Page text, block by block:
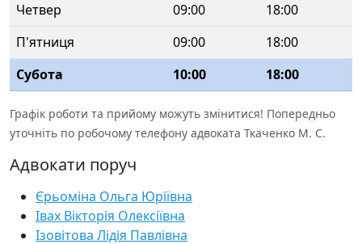
Четвер
09:00
18:00
П'ятниця
09:00
18:00
Субота
10:00 18:00
Графік роботи та прийому можуть змінитися! Попередньо
уточніть по робочому телефону адвоката Ткаченко М. С.
Адвокати поруч
Єрьоміна Ольга Юріївна
Івах Вікторія Олексіївна
Ізовітова Лідія Павлівна